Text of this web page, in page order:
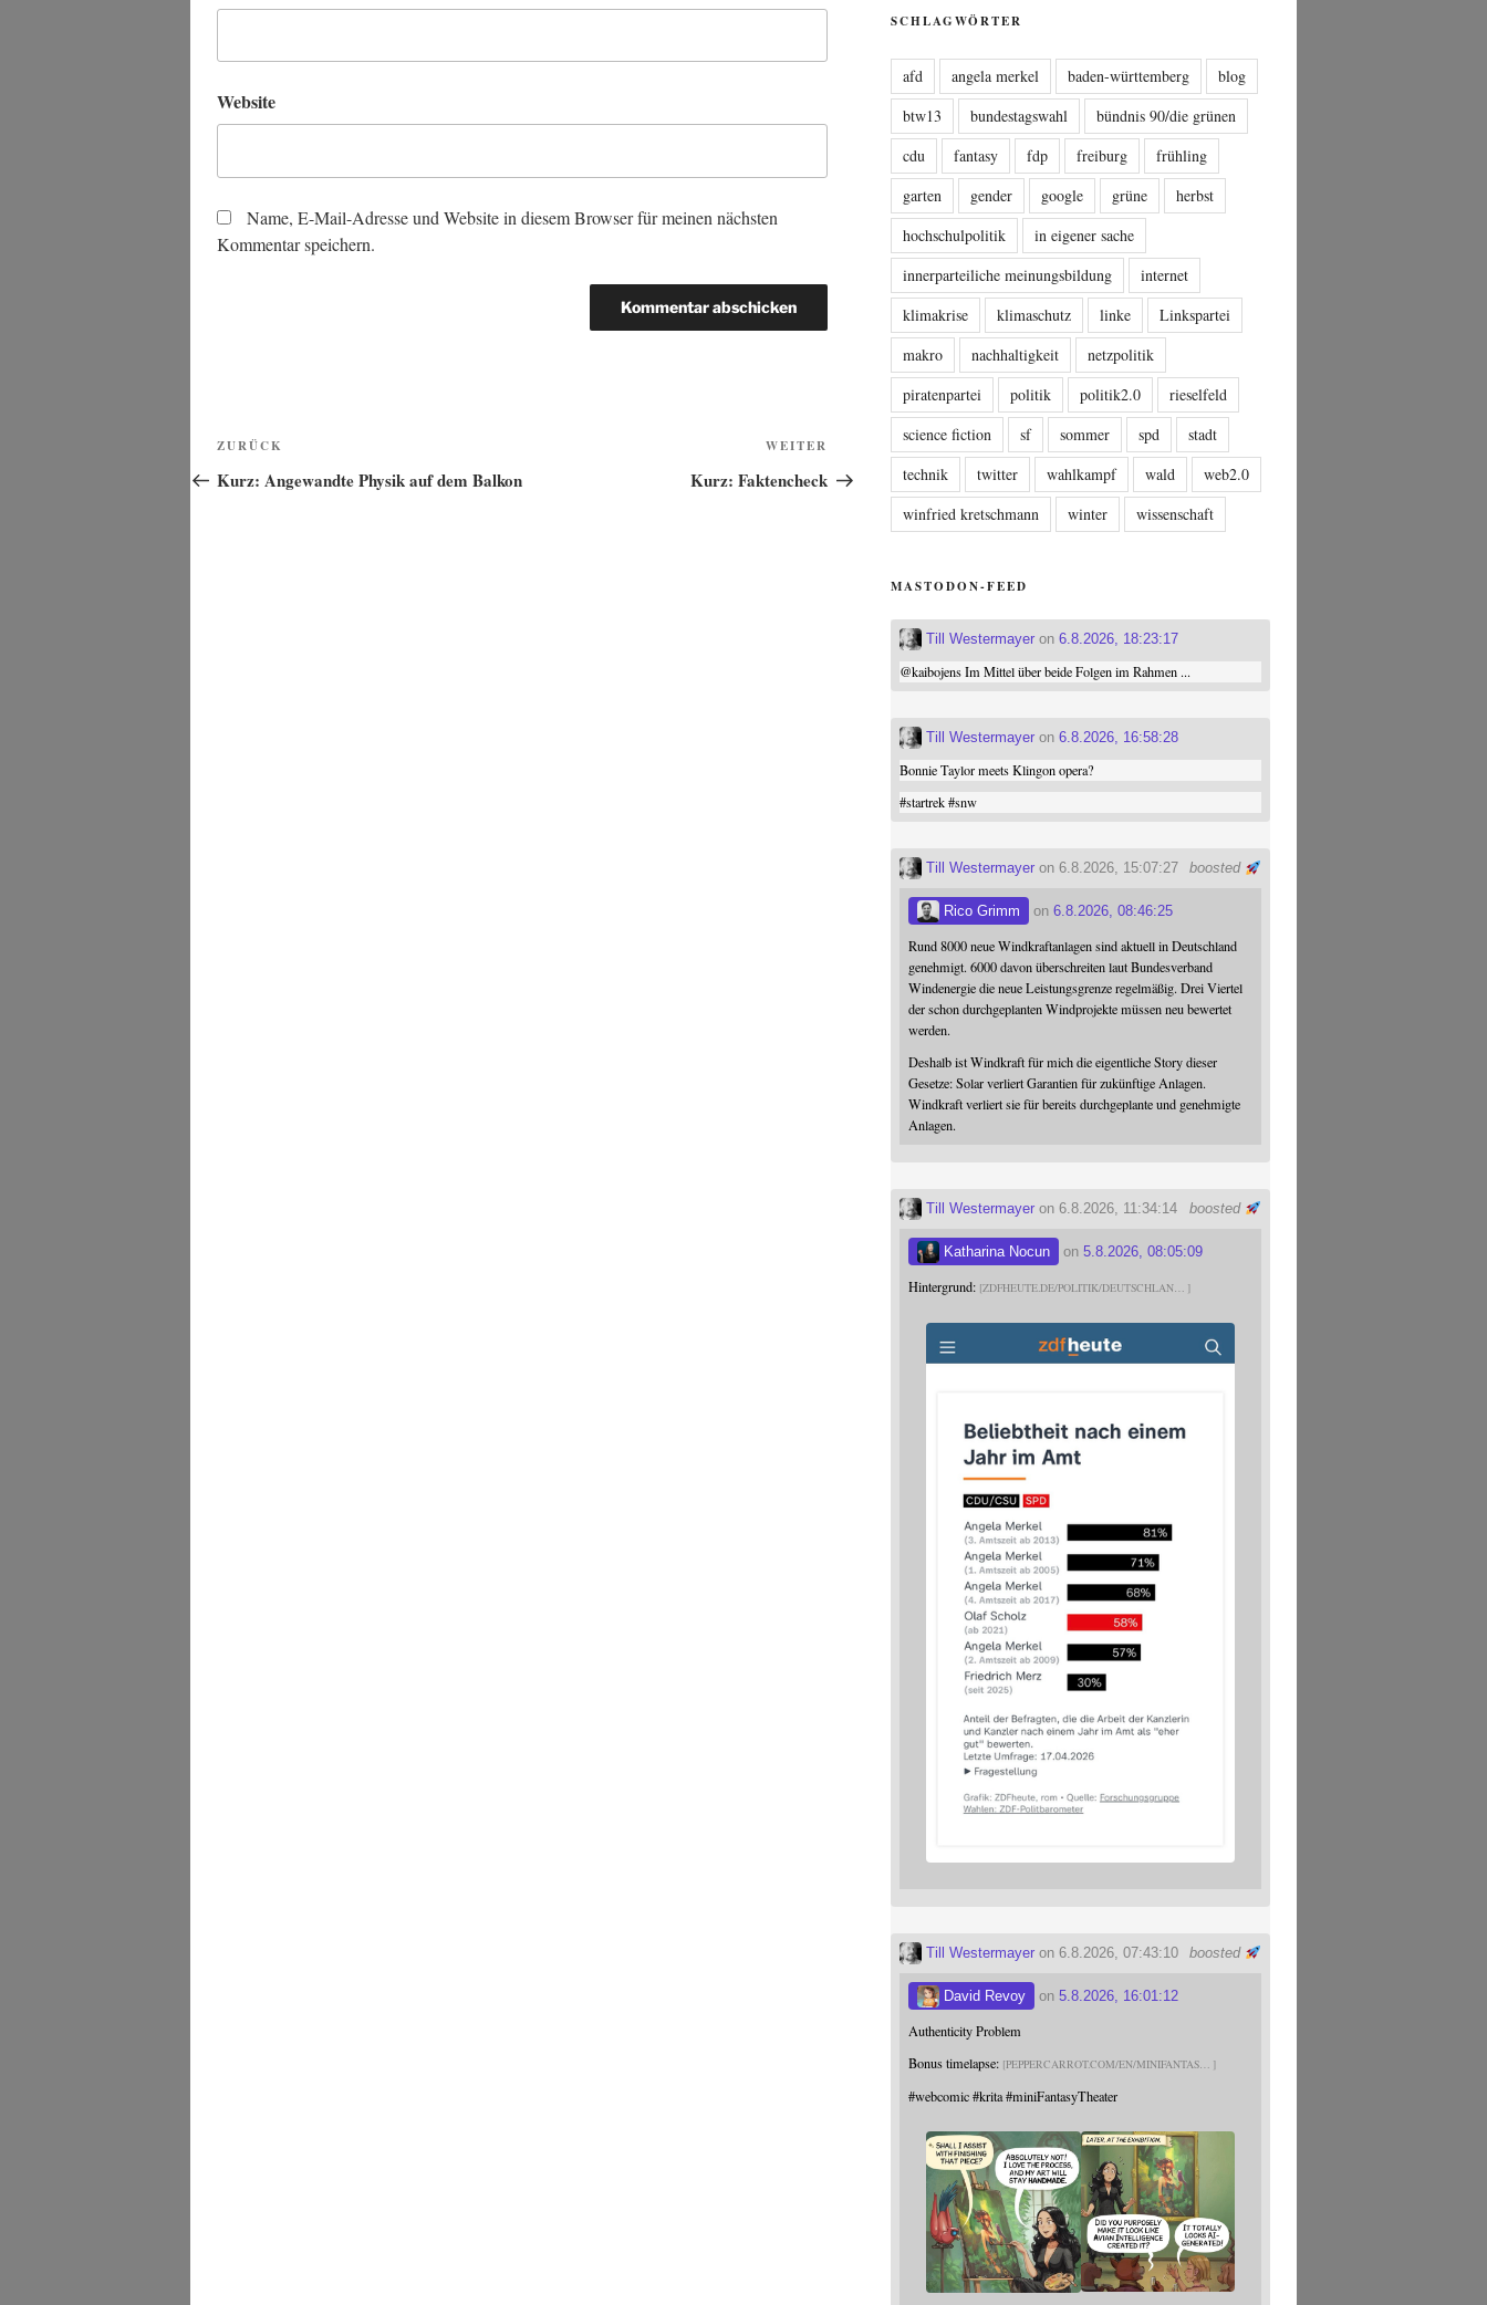
Website
Name, E-Mail-Adresse und Website in diesem Browser für meinen nächsten
Kommentar speichern.
Beitragsnavigation
Vorheriger
Beitrag
ZURÜCK
Kurz: Angewandte Physik auf dem Balkon
Nächster
Beitrag
WEITER
Kurz: Faktencheck
SCHLAGWÖRTER
afd angela merkel baden-württemberg
blog
btw13
bundestagswahl
bündnis 90/die grünen
cdu
fantasy fdp freiburg
frühling
garten
gender google grüne
herbst
hochschulpolitik
in eigener sache
innerparteiliche meinungsbildung
internet
klimakrise
klimaschutz linke
Linkspartei
makro
nachhaltigkeit
netzpolitik
piratenpartei
politik politik2.0
rieselfeld
science fiction
sf sommer spd
stadt
technik
twitter wahlkampf wald
web2.0
winfried kretschmann
winter wissenschaft
MASTODON-FEED
Till Westermayer on6.8.2026, 18:23:17
@kaibojensIm Mittel über beide Folgen im Rahmen ...
Till Westermayer on6.8.2026, 16:58:28
Bonnie Taylor meets Klingon opera?
#startrek #snw
boosted
Till Westermayer on 6.8.2026, 15:07:27
Rico Grimm on6.8.2026, 08:46:25
Rund 8000 neue Windkraftanlagen sind aktuell in Deutschland
genehmigt. 6000 davon überschreiten laut Bundesverband
Windenergie die neue Leistungsgrenze regelmäßig. Drei Viertel
der schon durchgeplanten Windprojekte müssen neu bewertet
werden.
Deshalb ist Windkraft für mich die eigentliche Story dieser
Gesetze: Solar verliert Garantien für zukünftige Anlagen.
Windkraft verliert sie für bereits durchgeplante und genehmigte
Anlagen.
boosted
Till Westermayer on 6.8.2026, 11:34:14
Katharina Nocun on5.8.2026, 08:05:09
Hintergrund: ZDFHEUTE.DE/POLITIK/DEUTSCHLAN
boosted
Till Westermayer on 6.8.2026, 07:43:10
David Revoy on5.8.2026, 16:01:12
Authenticity Problem
Bonus timelapse: PEPPERCARROT.COM/EN/MINIFANTAS
#webcomic #krita #miniFantasyTheater